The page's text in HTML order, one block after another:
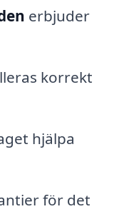
erbjuder
korrekt
hjälpa
för det